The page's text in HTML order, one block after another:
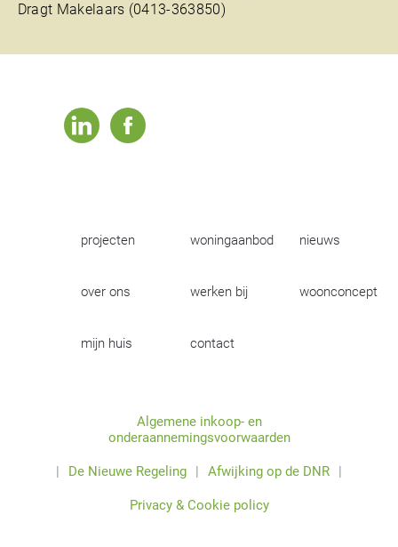
Dragt Makelaars (0413-363850)
linkedinfacebook
projecten woningaanbod nieuws
over ons werken bij woonconcept
mijn huis contact
Algemene inkoop- en
onderaannemingsvoorwaarden
| De Nieuwe Regeling | Afwijking op de DNR |
Privacy & Cookie policy